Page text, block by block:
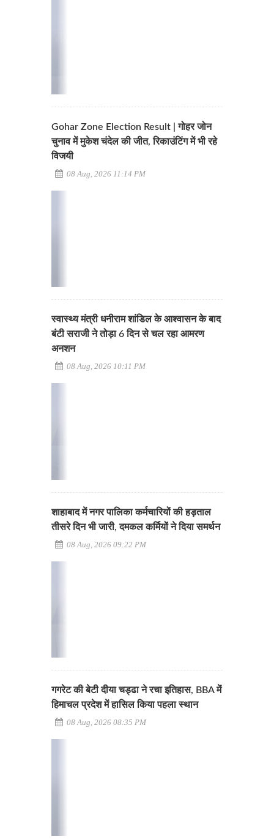
Gohar Zone Election Result | गोहर जोन
चुनाव में मुकेश चंदेल की जीत, रिकाउंटिंग में भी रहे
विजयी
08 Aug, 2026 11:14 PM
स्वास्थ्य मंत्री धनीराम शांडिल के आश्वासन के बाद
बंटी सराजी ने तोड़ा 6 दिन से चल रहा आमरण
अनशन
08 Aug, 2026 10:11 PM
शाहाबाद में नगर पालिका कर्मचारियों की हड़ताल
तीसरे दिन भी जारी, दमकल कर्मियों ने दिया समर्थन
08 Aug, 2026 09:22 PM
गगरेट की बेटी दीया चड्ढा ने रचा इतिहास, BBA में
हिमाचल प्रदेश में हासिल किया पहला स्थान
08 Aug, 2026 08:35 PM